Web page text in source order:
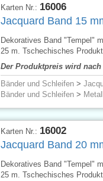
Karten Nr.: 16006
Jacquard Band 15
Dekoratives Band "Tempel"
25 m. Tschechisches
Der Produktpreis wird
Bänder und Schleifen>
Bänder und Schleifen>
Karten Nr.: 16002
Jacquard Band 20
Dekoratives Band "Tempel"
25 m. Tschechisches